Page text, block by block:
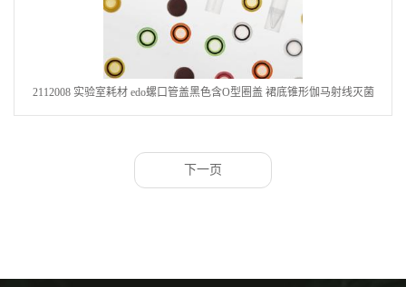
2112008 实验室耗材 edo螺口管盖黑色含O型圈盖 裙底锥形伽马射线灭菌
下一页